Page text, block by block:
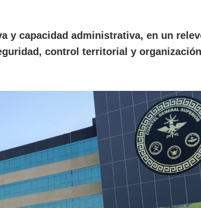
y capacidad administrativa, en un
control territorial y organización